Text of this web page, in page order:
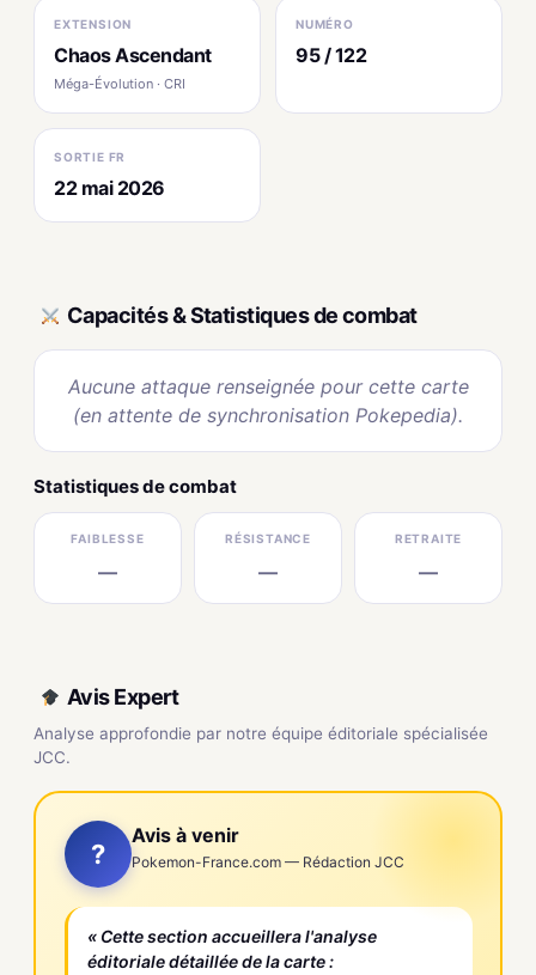
EXTENSION
Chaos Ascendant
Méga-Évolution · CRI
NUMÉRO
95 / 122
SORTIE FR
22 mai 2026
Capacités & Statistiques de combat
Aucune attaque renseignée pour cette carte
(en attente de synchronisation Pokepedia).
Statistiques de combat
FAIBLESSE
—
RÉSISTANCE
—
RETRAITE
—
Avis Expert
Analyse approfondie par notre équipe éditoriale spécialisée
JCC.
?
Avis à venir
Pokemon-France.com — Rédaction JCC
« Cette section accueillera l'analyse
éditoriale détaillée de la carte :